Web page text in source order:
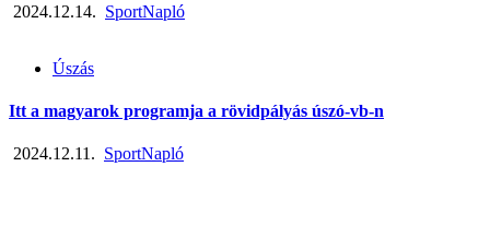
2024.12.14. SportNapló
Úszás
Itt a magyarok programja a rövidpályás úszó-vb-n
2024.12.11. SportNapló